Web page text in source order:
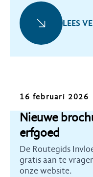
LEES
Nieuws
16 februari 2026
Nieuwe
erfgoed
De Routegids
gratis aan te
onze website.